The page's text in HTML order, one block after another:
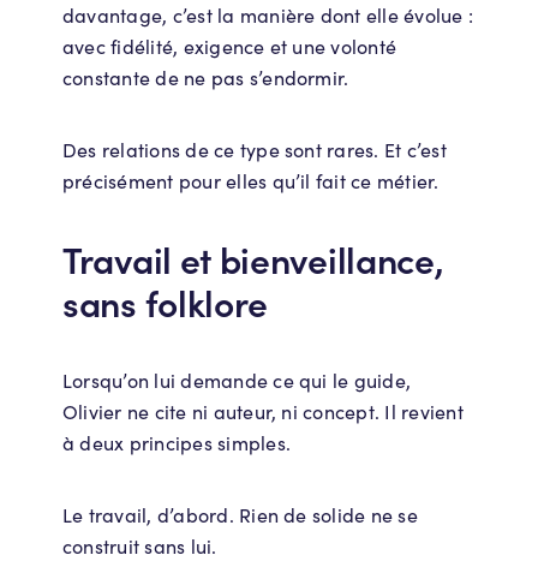
davantage, c’est la manière dont elle évolue :
avec fidélité, exigence et une volonté
constante de ne pas s’endormir.
Des relations de ce type sont rares. Et c’est
précisément pour elles qu’il fait ce métier.
Travail et bienveillance,
sans folklore
Lorsqu’on lui demande ce qui le guide,
Olivier ne cite ni auteur, ni concept. Il revient
à deux principes simples.
Le travail, d’abord. Rien de solide ne se
construit sans lui.